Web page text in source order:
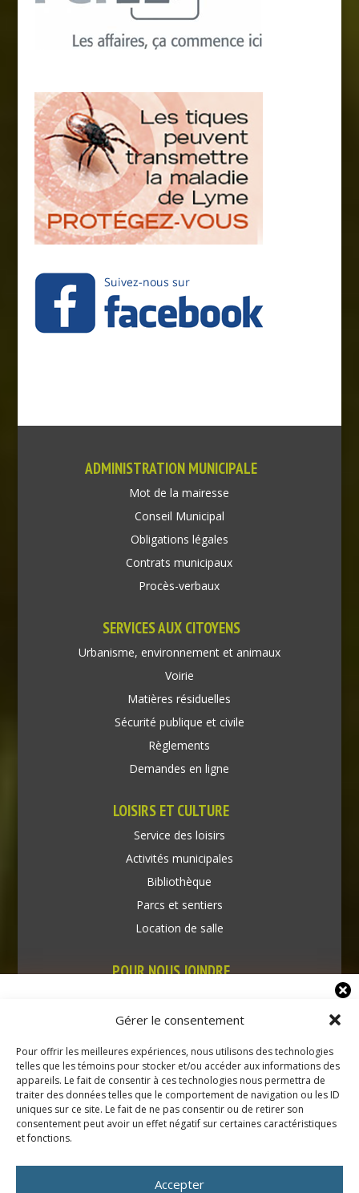
Gérer le consentement
Pour offrir les meilleures expériences, nous utilisons des technologies
telles que les témoins pour stocker et/ou accéder aux informations des
appareils. Le fait de consentir à ces technologies nous permettra de
traiter des données telles que le comportement de navigation ou les ID
uniques sur ce site. Le fait de ne pas consentir ou de retirer son
consentement peut avoir un effet négatif sur certaines caractéristiques
et fonctions.
Accepter
Abonnez-vous pour recevoir notre infolettre par courriel.
ADMINISTRATION MUNICIPALE
Mot de la mairesse
Conseil Municipal
Obligations légales
Contrats municipaux
Procès-verbaux
SERVICES AUX CITOYENS
Urbanisme, environnement et animaux
Voirie
Matières résiduelles
Sécurité publique et civile
Règlements
Demandes en ligne
LOISIRS ET CULTURE
Service des loisirs
Activités municipales
Bibliothèque
Parcs et sentiers
Location de salle
POUR NOUS JOINDRE
Très-Saint-Rédempteur
Téléphone : (450) 451-5203
Direction générale :
dir@tressaintredempteur.ca